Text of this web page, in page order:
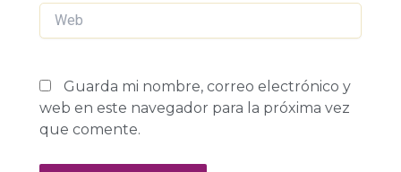
Web
Guarda mi nombre, correo electrónico y
web en este navegador para la próxima vez
que comente.